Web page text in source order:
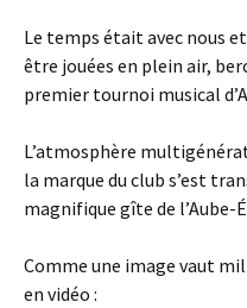
Le temps était avec nous
être jouées en plein air,
premier tournoi musical
L’atmosphère
la marque du club s’est
magnifique gîte de l’Aube-
Comme une image vaut
en vidéo :